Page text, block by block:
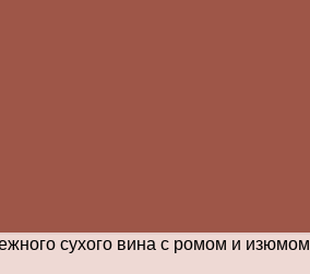
сухого вина с ромом и изюмом